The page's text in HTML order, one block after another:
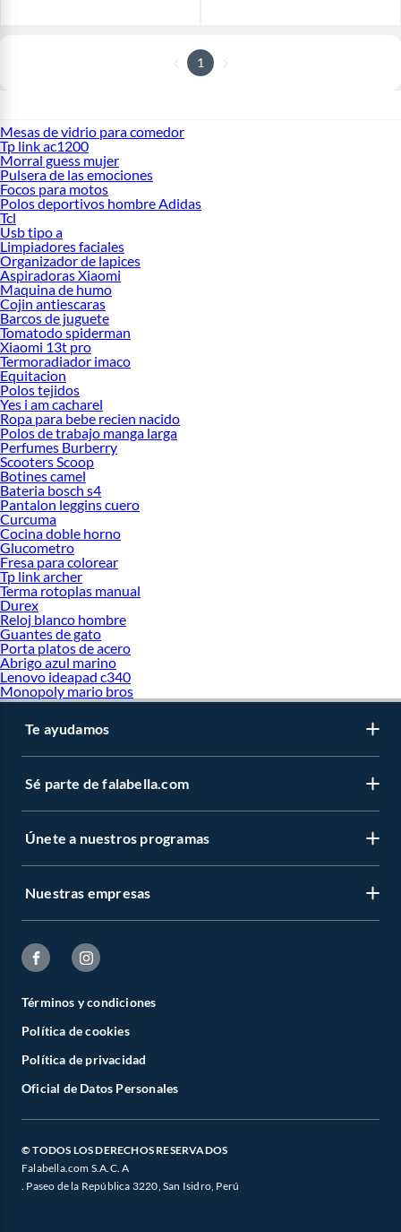
1
Mesas de vidrio para comedor
Tp link ac1200
Morral guess mujer
Pulsera de las emociones
Focos para motos
Polos deportivos hombre Adidas
Tcl
Usb tipo a
Limpiadores faciales
Organizador de lapices
Aspiradoras Xiaomi
Maquina de humo
Cojin antiescaras
Barcos de juguete
Tomatodo spiderman
Xiaomi 13t pro
Termoradiador imaco
Equitacion
Polos tejidos
Yes i am cacharel
Ropa para bebe recien nacido
Polos de trabajo manga larga
Perfumes Burberry
Scooters Scoop
Botines camel
Bateria bosch s4
Pantalon leggins cuero
Curcuma
Cocina doble horno
Glucometro
Fresa para colorear
Tp link archer
Terma rotoplas manual
Durex
Reloj blanco hombre
Guantes de gato
Porta platos de acero
Abrigo azul marino
Lenovo ideapad c340
Monopoly mario bros
Te ayudamos
Sé parte de falabella.com
Únete a nuestros programas
Nuestras empresas
Términos y condiciones
Política de cookies
Política de privacidad
Oficial de Datos Personales
© TODOS LOS DERECHOS RESERVADOS
Falabella.com S.A.C. A
. Paseo de la República 3220, San Isidro, Perú